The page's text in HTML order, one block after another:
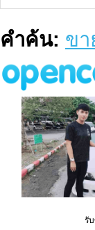
คำค้น: ขา
รั